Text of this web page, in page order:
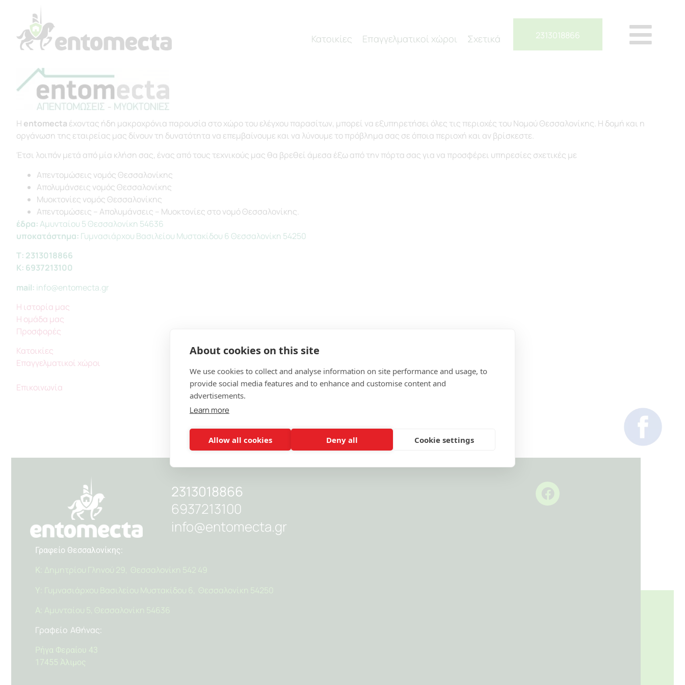
About cookies on this site
We use cookies to collect and analyse information on site performance and usage, to
provide social media features and to enhance and customise content and
advertisements.
Learn more
Allow all cookies Deny all Cookie settings
Κατοικίες Επαγγελματικοί χώροι Σχετικά 2313018866
Η entomecta έχοντας ήδη μακροχρόνια παρουσία στο χώρο του ελέγχου παρασίτων, μπορεί να εξυπηρετήσει όλες τις περιοχές του Νομού Θεσσαλονίκης. Η δομή και η
οργάνωση της εταιρείας μας δίνουν τη δυνατότητα να επεμβαίνουμε και να λύνουμε το πρόβλημα σας σε όποια περιοχή και αν βρίσκεστε.
Έτσι λοιπόν μετά από μία κλήση σας, ένας από τους τεχνικούς μας θα βρεθεί άμεσα έξω από την πόρτα σας για να προσφέρει υπηρεσίες σχετικές με
Απεντομώσεις νομός Θεσσαλονίκης
Απολυμάνσεις νομός Θεσσαλονίκης
Μυοκτονίες νομός Θεσσαλονίκης
Απεντομώσεις – Απολυμάνσεις – Μυοκτονίες στο νομό Θεσσαλονίκης.
έδρα:Αμυνταίου 5 Θεσσαλονίκη 54636
υποκατάστημα: Γυμνασιάρχου Βασιλείου Μυστακίδου 6 Θεσσαλονίκη 54250
Τ: 2313018866
Κ: 6937213100
mail: info@entomecta.gr
Η ιστορία μας
Η ομάδα μας
Προσφορές
Κατοικίες
Επαγγελματικοί χώροι
Επικοινωνία
2313018866
6937213100
info@entomecta.gr
Γραφείο Θεσσαλονίκης:
Κ: Δημητρίου Γληνού 29, Θεσσαλονίκη 542 49
Υ: Γυμνασιάρχου Βασιλείου Μυστακίδου 6, Θεσσαλονίκη 54250
Α: Αμυνταίου 5, Θεσσαλονίκη 54636
Γραφείο Αθήνας:
Ρήγα Φεραίου 43
17455 Άλιμος